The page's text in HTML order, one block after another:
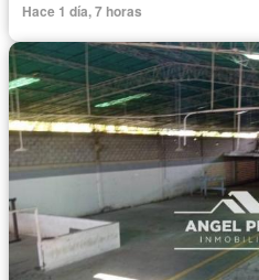
Hace 1 día, 7 horas